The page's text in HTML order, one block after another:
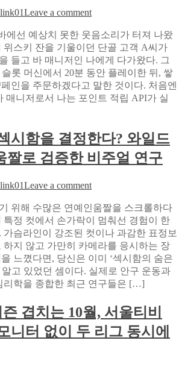
이
가
포
커
룰
을
필
터
링
Leave a commenton
전
용
바
에
서
포
가
쌓
인
iSLOT
물
슬
롯
연
동
크
로
프
로
모
에선 예상치 못한 웃음소리가 터져 나왔
위스키 잔을 기울이던 단골 고객 A씨가
들고 바 매니저인 나에게 다가왔다. 그
롯 머신에서 20분 동안 플레이한 뒤, 쌓
인을 주문하겠다고 말한 것이다. 처음엔
매니저로서 나는 포인트 적립 API가 실
시함을 결정한다? 와일드
짤로 검증한 비주얼 연구
Leave a commenton
깜
빡
임
이
섹
시
함
결
정
한
위해 수많은 연예인움짤을 스크롤하다
특정 컷에서 손가락이 멈춰선 경험이 한
가슴라인이 강조된 컷이나 과감한 표정보
하지 않고 가만히 카메라를 응시하는 장
느꼈다면, 당신은 이미 ‘섹시함의 숨은
고 있었던 셈이다. 실제로 안구 운동과
리학을 종합한 최근 연구들은 […]
겹치는 10월, 서울티비
니터 없이 두 리그 동시에